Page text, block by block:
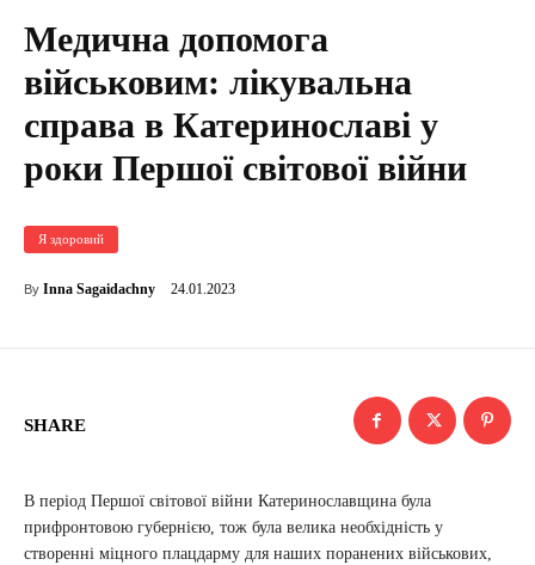
Медична допомога
військовим: лікувальна
справа в Катеринославі у
роки Першої світової війни
Я здоровий
By Inna Sagaidachny 24.01.2023
SHARE
В період Першої світової війни Катеринославщина була
прифронтовою губернією, тож була велика необхідність у
створенні міцного плацдарму для наших поранених військових,